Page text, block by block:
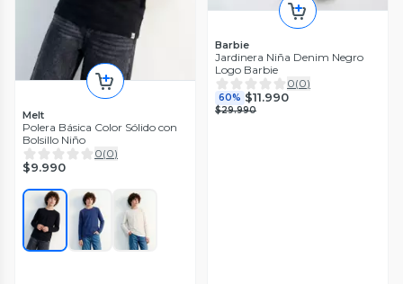
Melt
Polera Básica Color Sólido con
Bolsillo Niño
0(0)
$9.990
Barbie
Jardinera Niña Denim Negro
Logo Barbie
0(0)
60% $11.990
$29.990